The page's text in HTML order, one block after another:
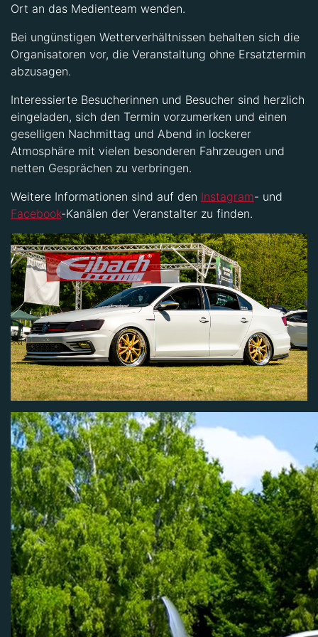
Ort an das Medienteam wenden.
Bei ungünstigen Wetterverhältnissen behalten sich die
Organisatoren vor, die Veranstaltung ohne Ersatztermin
abzusagen.
Interessierte Besucherinnen und Besucher sind herzlich
eingeladen, sich den Termin vorzumerken und einen
geselligen Nachmittag und Abend in lockerer
Atmosphäre mit vielen besonderen Fahrzeugen und
netten Gesprächen zu verbringen.
Weitere Informationen sind auf den Instagram- und
Facebook-Kanälen der Veranstalter zu finden.